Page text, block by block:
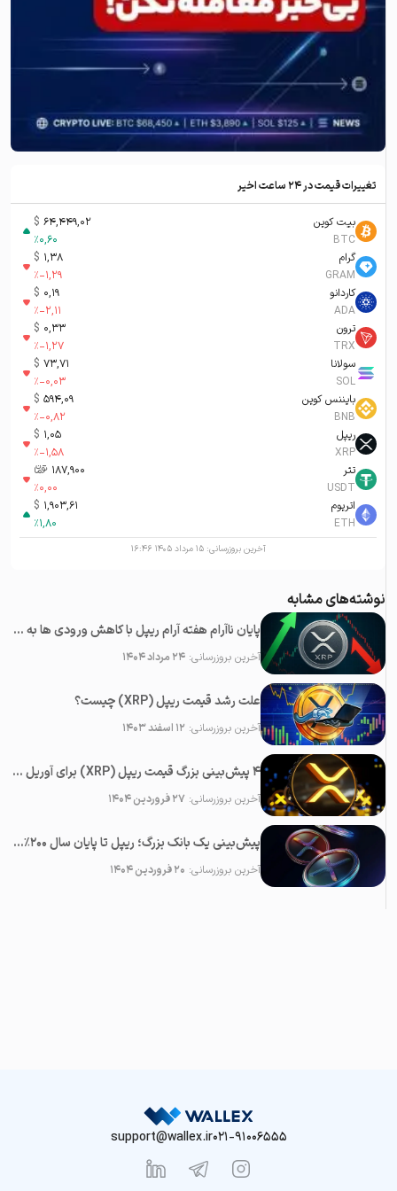
تغییرات قیمت در ۲۴ ساعت اخیر
بیت کوین
BTC
64,449,02
$
%0,60
گرام
GRAM
1,38
$
%-1,29
کاردانو
ADA
0,19
$
%-2,11
ترون
TRX
0,33
$
%-1,27
سولانا
SOL
73,71
$
%-0,03
بایننس کوین
BNB
594,09
$
%-0,82
ریپل
XRP
1,05
$
%-1,58
تتر
USDT
187,900 تومان-ء
%0,00
اتریوم
ETH
1,903,61
$
%1,80
آخرین بروزرسانی:۱۵ مرداد ۱۴۰۵ ۱۶:۴۶
نوشته‌های مشابه
پایان ناآرام هفته آرام ریپل با کاهش ورودی ها به صرافی های متمرکز
آخرین بروزرسانی:۲۴ مرداد ۱۴۰۴
علت رشد قیمت ریپل (XRP) چیست؟
آخرین بروزرسانی: ۱۲ اسفند ۱۴۰۳
۴ پیش‌بینی بزرگ قیمت ریپل (XRP) برای آوریل ۲۰۲۵
آخرین بروزرسانی:۲۷ فروردین ۱۴۰۴
پیش‌بینی یک بانک بزرگ؛ ریپل تا پایان سال ۲۰۰٪ رشد می‌کند!
آخرین بروزرسانی: ۲۰ فروردین ۱۴۰۴
021-91006555
support@wallex.ir